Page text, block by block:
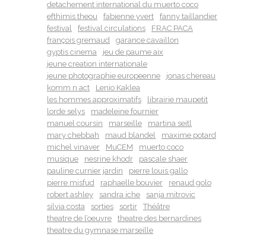
detachement international du muerto coco
efthimis theou
fabienne yvert
fanny taillandier
festival
festival circulations
FRAC PACA
françois gremaud
garance cavaillon
gyptis cinema
jeu de paume aix
jeune creation internationale
jeune photographie europeenne
jonas chereau
komm n act
Lenio Kaklea
les hommes approximatifs
librairie maupetit
lorde selys
madeleine fournier
manuel coursin
marseille
martina seitl
mary chebbah
maud blandel
maxime potard
michel vinaver
MuCEM
muerto coco
musique
nesrine khodr
pascale shaer
pauline curnier jardin
pierre louis gallo
pierre misfud
raphaelle bouvier
renaud golo
robert ashley
sandra iche
sanja mitrovic
silvia costa
sorties sortir
Théâtre
theatre de l’oeuvre
theatre des bernardines
theatre du gymnase marseille